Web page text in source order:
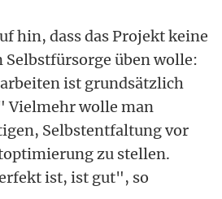
hin, dass das Projekt keine
üben wolle:
ist grundsätzlich
Vielmehr wolle man
Selbstentfaltung vor
zu stellen.
ist, ist gut", so